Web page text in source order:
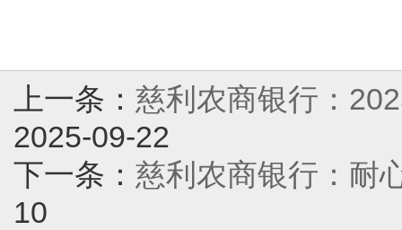
上一条： 慈利农商银行：
2025-09-22
下一条： 慈利农商银行：耐
10